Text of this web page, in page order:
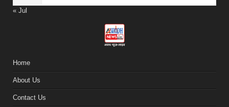
« Jul
Home
About Us
Contact Us